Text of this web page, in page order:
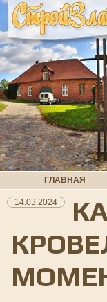
ГЛАВНАЯ
14.03.2024